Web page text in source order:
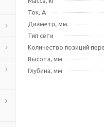
Ток, А
Диаметр, мм.
Тип сети
Количество позиций
Высота, мм
Глубина, мм